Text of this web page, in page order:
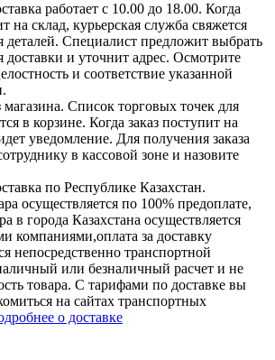
работает с 10.00 до 18.00. Когда
на склад, курьерская служба свяжется
деталей. Специалист предложит выбрать
доставки и уточнит адрес. Осмотрите
и соответствие указанной
Список торговых точек для
в корзине. Когда заказ поступит на
уведомление. Для получения заказа
в кассовой зоне и назовите
по Республике Казахстан.
осуществляется по 100% предоплате,
в города Казахстана осуществляется
компаниями,оплата за доставку
непосредственно транспортной
или безналичный расчет и не
товара. С тарифами по доставке вы
на сайтах транспортных
о доставке